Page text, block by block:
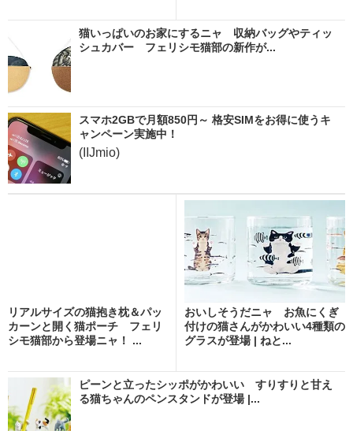
猫いっぱいのお家にするニャ 収納バッグやティッ
シュカバー フェリシモ猫部の新作が...
スマホ2GBで月額850円～ 格安SIMをお得に使うキ
ャンペーン実施中！
(IIJmio)
リアルサイズの猫抱き枕＆パッ
カーンと開く猫ポーチ フェリ
シモ猫部から登場ニャ！ ...
おいしそうだニャ お魚にくぎ
付けの猫さんがかわいい4種類の
グラスが登場 | ねと...
ピーンと立ったシッポがかわいい すりすりと甘え
る猫ちゃんのペンスタンドが登場 |...